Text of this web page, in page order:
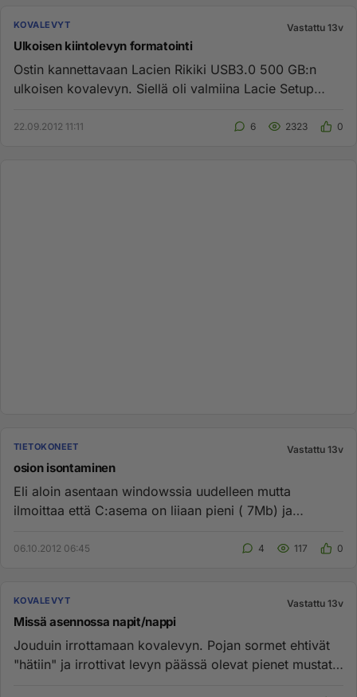
KOVALEVYT Vastattu 13v
Ulkoisen kiintolevyn formatointi
Ostin kannettavaan Lacien Rikiki USB3.0 500 GB:n
ulkoisen kovalevyn. Siellä oli valmiina Lacie Setup
22.09.2012 11:11 6 2323 0
TIETOKONEET Vastattu 13v
osion isontaminen
Eli aloin asentaan windowssia uudelleen mutta
ilmoittaa että C:asema on liiaan pieni ( 7Mb) ja
06.10.2012 06:45 4 117 0
KOVALEVYT Vastattu 13v
Missä asennossa napit/nappi
Jouduin irrottamaan kovalevyn. Pojan sormet ehtivät
"hätiin" ja irrottivat levyn päässä olevat pienet mustat